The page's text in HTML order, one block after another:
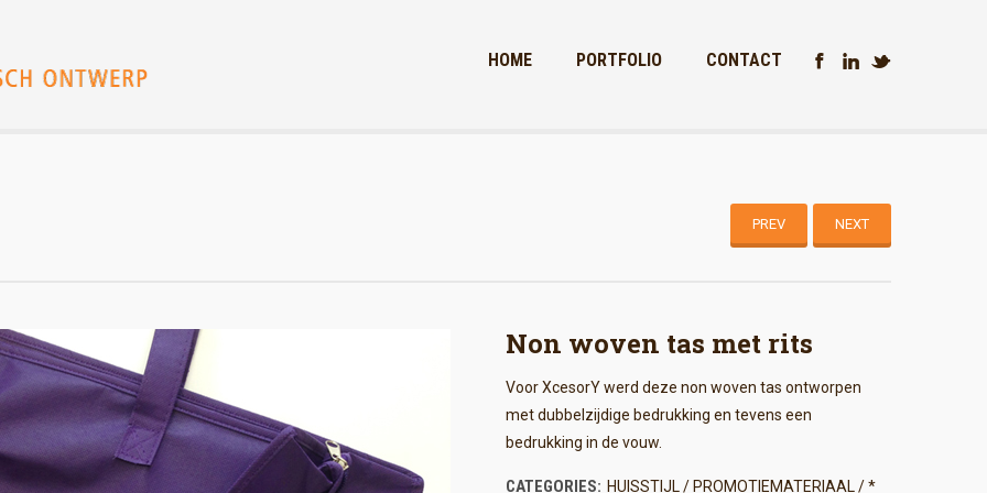
HOME PORTFOLIO CONTACT
NEXT
PREV
Non woven tas met rits
Voor XcesorY werd deze non woven tas ontworpen
met dubbelzijdige bedrukking en tevens een
bedrukking in de vouw.
CATEGORIES: HUISSTIJL / PROMOTIEMATERIAAL / *